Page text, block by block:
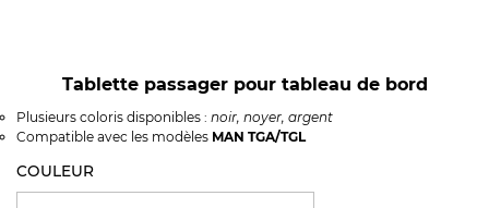
Tablette passager pour tableau de bord
Plusieurs coloris disponibles : noir, noyer, argent
Compatible avec les modèles MAN TGA/TGL
COULEUR